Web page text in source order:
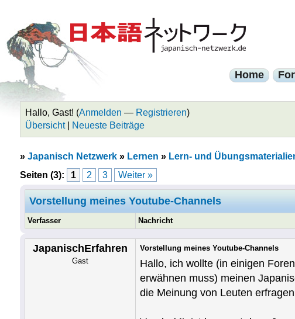
Home
Hallo, Gast! (Anmelden — Registrieren)
Übersicht| Neueste Beiträge
» Japanisch Netzwerk» Lernen » Lern- und
Seiten (3):
1 2 3 Weiter »
Vorstellung meines Youtube-Channels
Verfasser Nachricht
JapanischErfahren
Gast
Vorstellung meines Youtube-Channels
Hallo, ich wollte (in einigen
erwähnen muss) meinen
die Meinung von Leuten